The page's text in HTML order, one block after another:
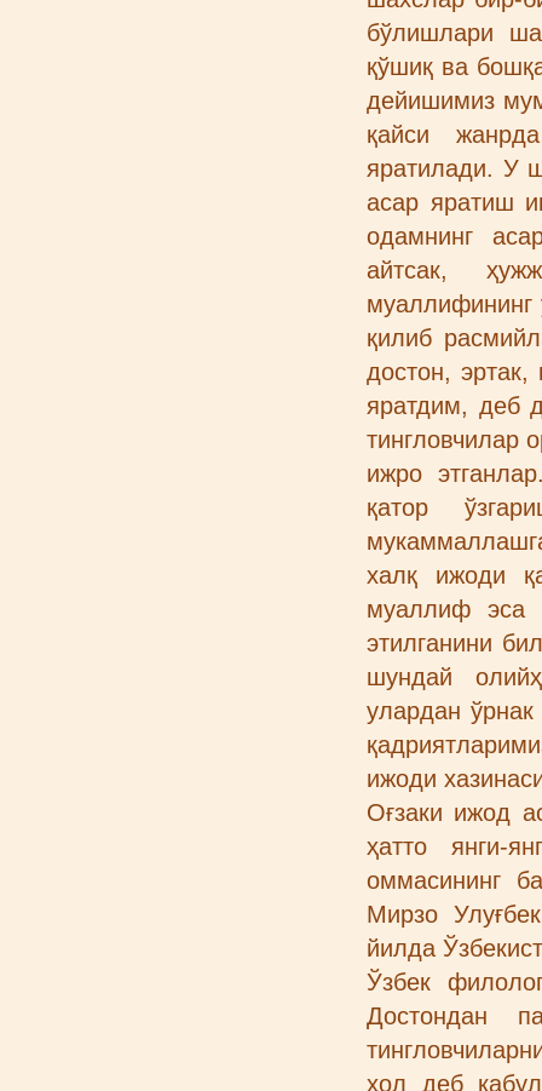
бўлишлари
қўшиқ ва
дейишимиз
қайси
яратилади. У
асар яратиш
одамнинг
айтсак,
муаллифининг
қилиб
достон,
яратдим, деб
тингловчилар
ижро
қатор
халқ ижоди
муаллиф эса
этилганини
шундай
улардан
ижоди
Оғзаки ижод
ҳатто янги-
оммасининг
Мирзо
йилда
Ўзбек
Достондан
ҳол деб